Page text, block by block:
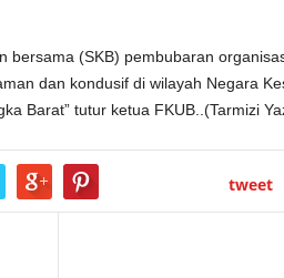
bersama (SKB) pembubaran
dan kondusif di wilayah Negara
Barat” tutur ketua FKUB..(Tarmizi
tweet